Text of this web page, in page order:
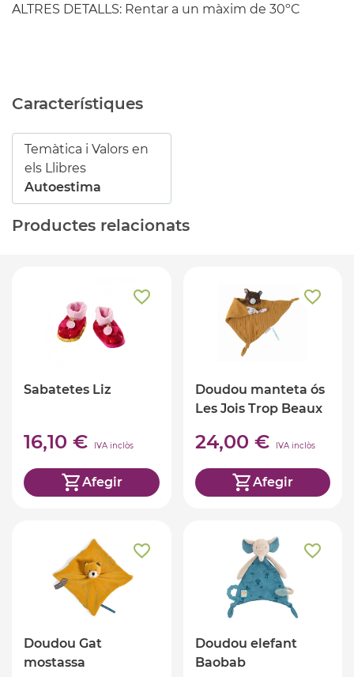
ALTRES DETALLS: Rentar a un màxim de 30ºC
Característiques
Temàtica i Valors en
els Llibres
Autoestima
Productes relacionats
Sabatetes Liz
16,10 € IVA inclòs
Afegir
Doudou manteta ós
Les Jois Trop Beaux
24,00 € IVA inclòs
Afegir
Doudou Gat
mostassa
Doudou elefant
Baobab